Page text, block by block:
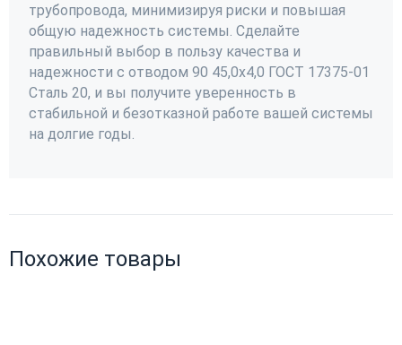
трубопровода, минимизируя риски и повышая
общую надежность системы. Сделайте
правильный выбор в пользу качества и
надежности с отводом 90 45,0х4,0 ГОСТ 17375-01
Сталь 20, и вы получите уверенность в
стабильной и безотказной работе вашей системы
на долгие годы.
Похожие товары